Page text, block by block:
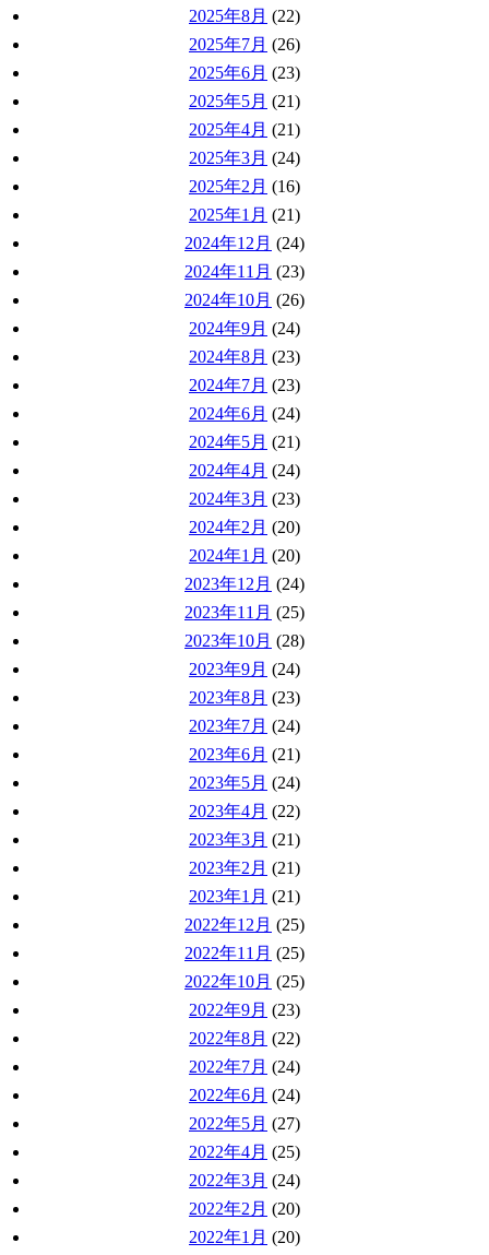
2025年8月 (22)
2025年7月 (26)
2025年6月 (23)
2025年5月 (21)
2025年4月 (21)
2025年3月 (24)
2025年2月 (16)
2025年1月 (21)
2024年12月 (24)
2024年11月 (23)
2024年10月 (26)
2024年9月 (24)
2024年8月 (23)
2024年7月 (23)
2024年6月 (24)
2024年5月 (21)
2024年4月 (24)
2024年3月 (23)
2024年2月 (20)
2024年1月 (20)
2023年12月 (24)
2023年11月 (25)
2023年10月 (28)
2023年9月 (24)
2023年8月 (23)
2023年7月 (24)
2023年6月 (21)
2023年5月 (24)
2023年4月 (22)
2023年3月 (21)
2023年2月 (21)
2023年1月 (21)
2022年12月 (25)
2022年11月 (25)
2022年10月 (25)
2022年9月 (23)
2022年8月 (22)
2022年7月 (24)
2022年6月 (24)
2022年5月 (27)
2022年4月 (25)
2022年3月 (24)
2022年2月 (20)
2022年1月 (20)